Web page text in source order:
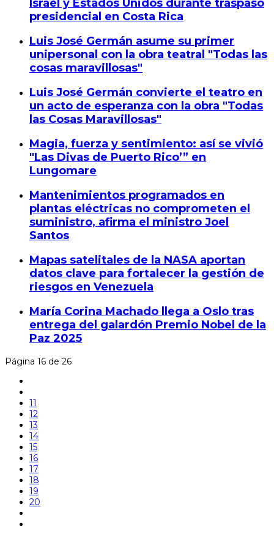
Israel y Estados Unidos durante traspaso
presidencial en Costa Rica
Luis José Germán asume su primer
unipersonal con la obra teatral "Todas las
cosas maravillosas"
Luis José Germán convierte el teatro en
un acto de esperanza con la obra "Todas
las Cosas Maravillosas"
Magia, fuerza y sentimiento: así se vivió
"Las Divas de Puerto Rico’” en
Lungomare
Mantenimientos programados en
plantas eléctricas no comprometen el
suministro, afirma el ministro Joel
Santos
Mapas satelitales de la NASA aportan
datos clave para fortalecer la gestión de
riesgos en Venezuela
María Corina Machado llega a Oslo tras
entrega del galardón Premio Nobel de la
Paz 2025
Página 16 de 26
11
12
13
14
15
16
17
18
19
20